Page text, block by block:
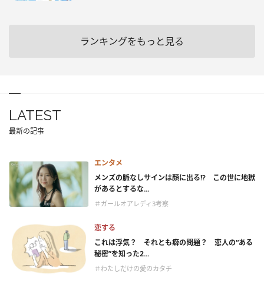
ランキングをもっと見る
LATEST
最新の記事
エンタメ
メンズの脈なしサインは顔に出る!? この世に地獄
があるとするな...
＃ガールオアレディ3考察
恋する
これは浮気？ それとも癖の問題？ 恋人の“ある
秘密”を知った2...
＃わたしだけの愛のカタチ